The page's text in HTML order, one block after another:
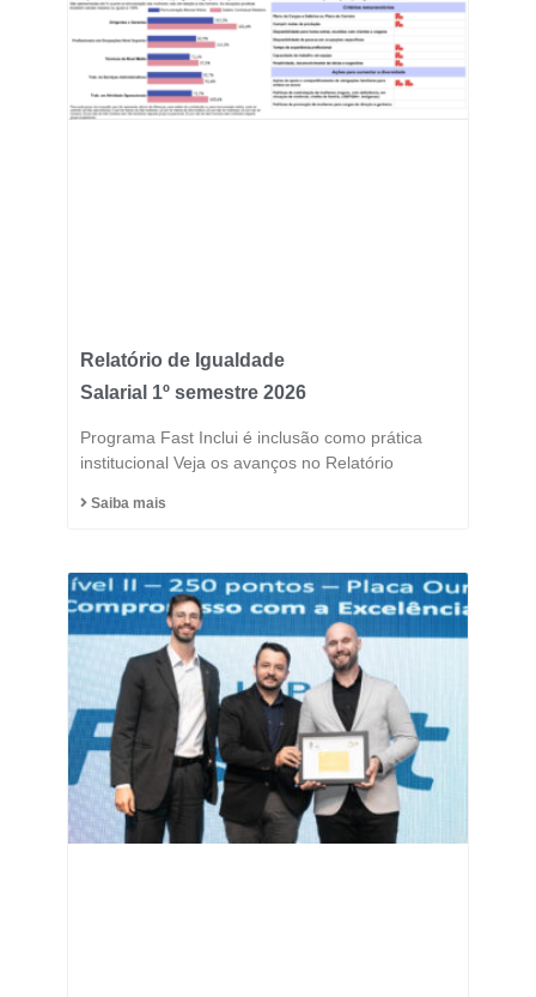
Relatório de Igualdade
Salarial 1º semestre 2026
Programa Fast Inclui é inclusão como prática
institucional Veja os avanços no Relatório
Saiba mais